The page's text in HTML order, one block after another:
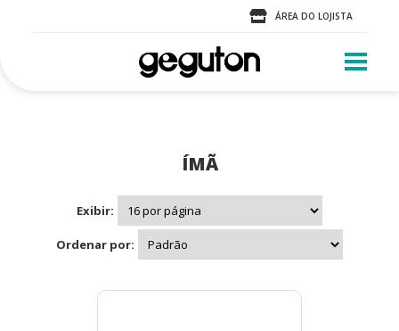
ÁREA DO LOJISTA
ÍMÃ
Exibir:
Ordenar por: